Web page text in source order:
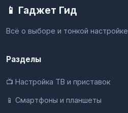
📱 Гаджет Гид
Всё о выборе и тонкой
Разделы
📺 Настройка ТВ и приставок
📱 Смартфоны и планшеты